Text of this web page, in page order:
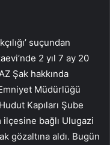
suçundan
2 yıl 7 ay 20
Şak hakkında
Müdürlüğü
Kapıları Şube
ilçesine bağlı Ulugazi
gözaltına aldı. Bugün